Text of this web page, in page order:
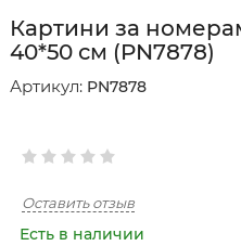
Картини за
40*50 см (PN7878)
Артикул: PN7878
Оставить отзыв
Есть в наличии